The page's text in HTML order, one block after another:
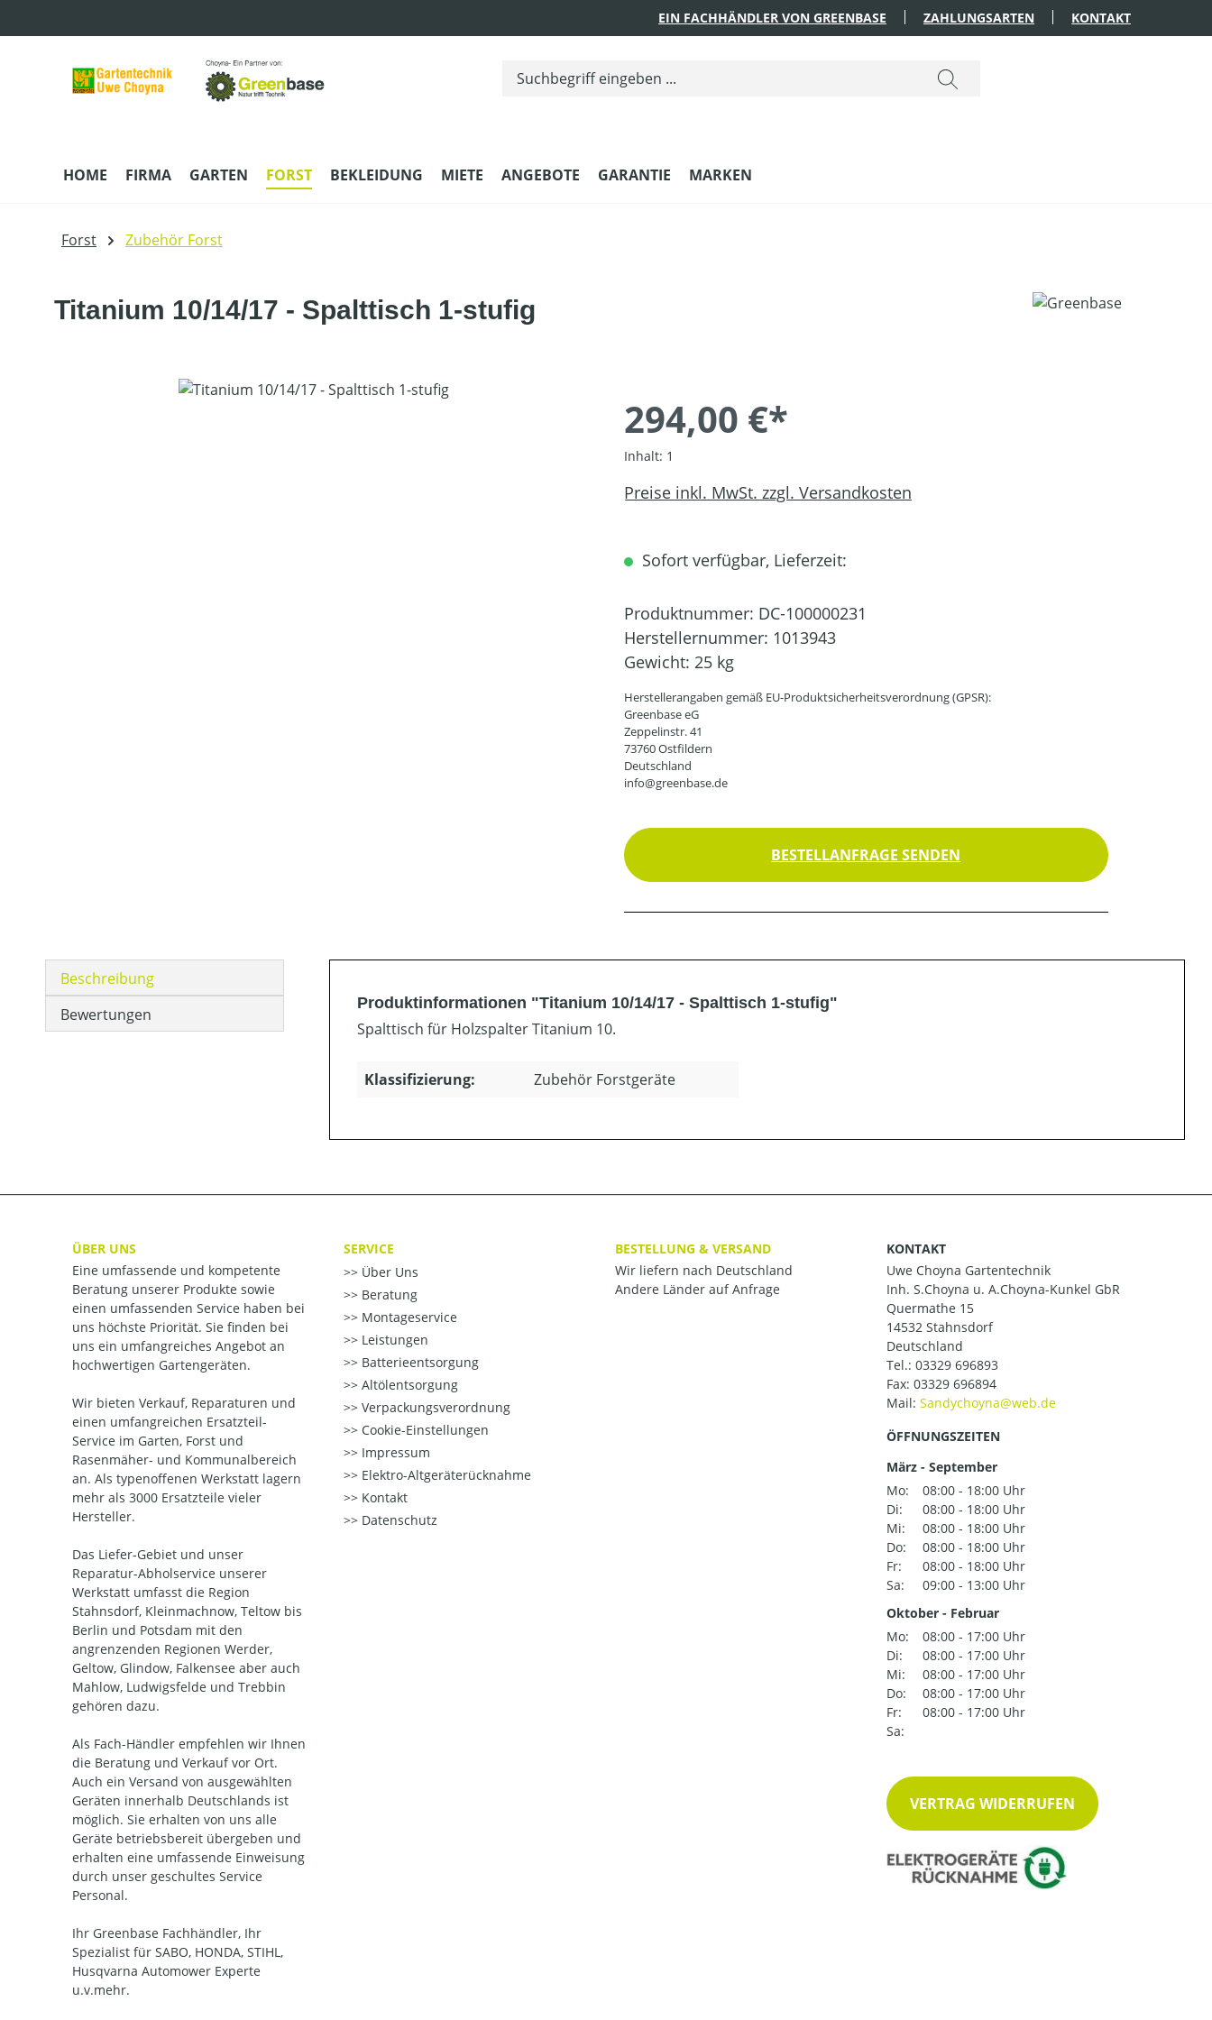
EIN FACHHÄNDLER VON GREENBASE ZAHLUNGSARTEN KONTAKT
HOME FIRMA GARTEN FORST BEKLEIDUNG MIETE ANGEBOTE GARANTIE MARKEN
Forst Zubehör Forst
Titanium 10/14/17 - Spalttisch 1-stufig
Bildergalerie überspringen
294,00 €*
Inhalt: 1
Preise inkl. MwSt. zzgl. Versandkosten
Sofort verfügbar, Lieferzeit:
Produktnummer: DC-100000231
Herstellernummer: 1013943
Gewicht: 25 kg
Herstellerangaben gemäß EU-Produktsicherheitsverordnung (GPSR):
Greenbase eG
Zeppelinstr. 41
73760 Ostfildern
Deutschland
info@greenbase.de
BESTELLANFRAGE SENDEN
Beschreibung
Bewertungen
Produktinformationen "Titanium 10/14/17 - Spalttisch 1-stufig"
Spalttisch für Holzspalter Titanium 10.
Klassifizierung: Zubehör Forstgeräte
ÜBER UNS
Eine umfassende und kompetente
Beratung unserer Produkte sowie
einen umfassenden Service haben bei
uns höchste Priorität. Sie finden bei
uns ein umfangreiches Angebot an
hochwertigen Gartengeräten.
Wir bieten Verkauf, Reparaturen und
einen umfangreichen Ersatzteil-
Service im Garten, Forst und
Rasenmäher- und Kommunalbereich
an. Als typenoffenen Werkstatt lagern
mehr als 3000 Ersatzteile vieler
Hersteller.
Das Liefer-Gebiet und unser
Reparatur-Abholservice unserer
Werkstatt umfasst die Region
Stahnsdorf, Kleinmachnow, Teltow bis
Berlin und Potsdam mit den
angrenzenden Regionen Werder,
Geltow, Glindow, Falkensee aber auch
Mahlow, Ludwigsfelde und Trebbin
gehören dazu.
Als Fach-Händler empfehlen wir Ihnen
die Beratung und Verkauf vor Ort.
Auch ein Versand von ausgewählten
Geräten innerhalb Deutschlands ist
möglich. Sie erhalten von uns alle
Geräte betriebsbereit übergeben und
erhalten eine umfassende Einweisung
durch unser geschultes Service
Personal.
Ihr Greenbase Fachhändler, Ihr
Spezialist für SABO, HONDA, STIHL,
Husqvarna Automower Experte
u.v.mehr.
SERVICE
Über Uns
Beratung
Montageservice
Leistungen
Batterieentsorgung
Altölentsorgung
Verpackungsverordnung
Cookie-Einstellungen
Impressum
Elektro-Altgeräterücknahme
Kontakt
Datenschutz
BESTELLUNG & VERSAND
Wir liefern nach Deutschland
Andere Länder auf Anfrage
KONTAKT
Uwe Choyna Gartentechnik
Inh. S.Choyna u. A.Choyna-Kunkel GbR
Quermathe 15
14532 Stahnsdorf
Deutschland
Tel.: 03329 696893
Fax: 03329 696894
Mail:
ÖFFNUNGSZEITEN
März - September
Mo:
08:00 - 18:00 Uhr
Di:
08:00 - 18:00 Uhr
Mi:
08:00 - 18:00 Uhr
Do:
08:00 - 18:00 Uhr
Fr:
08:00 - 18:00 Uhr
Sa:
09:00 - 13:00 Uhr
Oktober - Februar
Mo:
08:00 - 17:00 Uhr
Di:
08:00 - 17:00 Uhr
Mi:
08:00 - 17:00 Uhr
Do:
08:00 - 17:00 Uhr
Fr:
08:00 - 17:00 Uhr
Sa:
VERTRAG WIDERRUFEN